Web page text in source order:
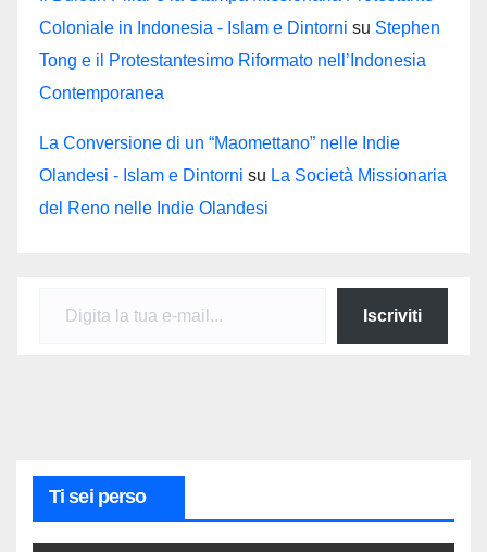
Coloniale in Indonesia - Islam e Dintorni su Stephen
Tong e il Protestantesimo Riformato nell’Indonesia
Contemporanea
La Conversione di un “Maomettano” nelle Indie
Olandesi - Islam e Dintorni su La Società Missionaria
del Reno nelle Indie Olandesi
Iscriviti
Ti sei perso